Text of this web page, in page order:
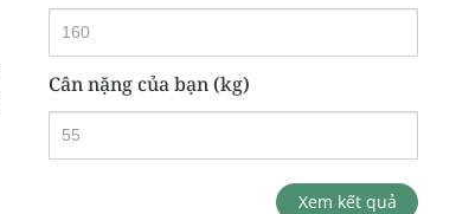
Cân nặng của bạn (kg)
Xem kết quả